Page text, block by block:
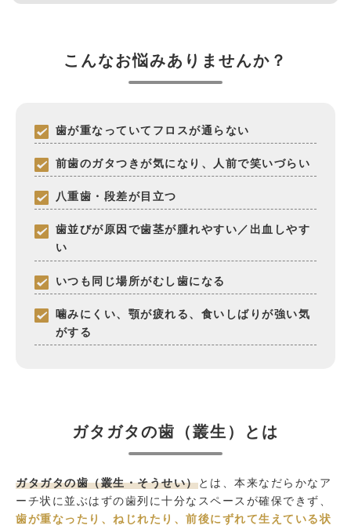
こんなお悩みありませんか？
歯が重なっていてフロスが通らない
前歯のガタつきが気になり、人前で笑いづらい
八重歯・段差が目立つ
歯並びが原因で歯茎が腫れやすい／出血しやす
い
いつも同じ場所がむし歯になる
噛みにくい、顎が疲れる、食いしばりが強い気
がする
ガタガタの歯（叢生）とは
ガタガタの歯（叢生・そうせい）とは、本来なだらかなア
ーチ状に並ぶはずの歯列に十分なスペースが確保できず、
歯が重なったり、ねじれたり、前後にずれて生えている状